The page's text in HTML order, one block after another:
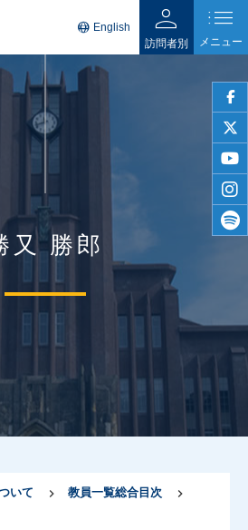
twitter
language English person
訪問者別
list
メニュー
又 勝郎
いて
教員一覧総合目次